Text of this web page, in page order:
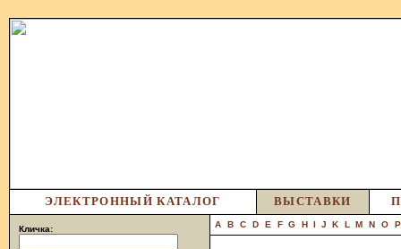
ЭЛЕКТРОННЫЙ КАТАЛОГ ВЫСТАВКИ
Кличка: A B C D E F G H I J K L M N O P